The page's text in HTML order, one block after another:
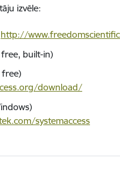
izvēle:
http://
free, built-in)
free)
download/
systemaccess